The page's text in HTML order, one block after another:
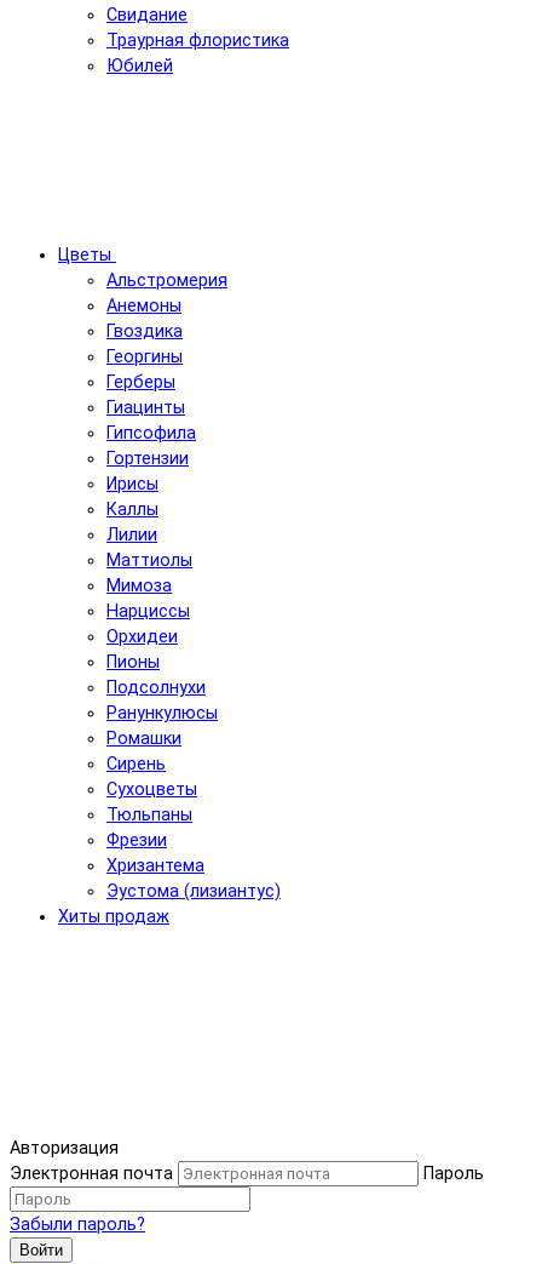
Свидание
Траурная флористика
Юбилей
Цветы
Альстромерия
Анемоны
Гвоздика
Георгины
Герберы
Гиацинты
Гипсофила
Гортензии
Ирисы
Каллы
Лилии
Маттиолы
Мимоза
Нарциссы
Орхидеи
Пионы
Подсолнухи
Ранункулюсы
Ромашки
Сирень
Сухоцветы
Тюльпаны
Фрезии
Хризантема
Эустома (лизиантус)
Хиты продаж
Авторизация
Электронная почта
Пароль
Забыли пароль?
Войти